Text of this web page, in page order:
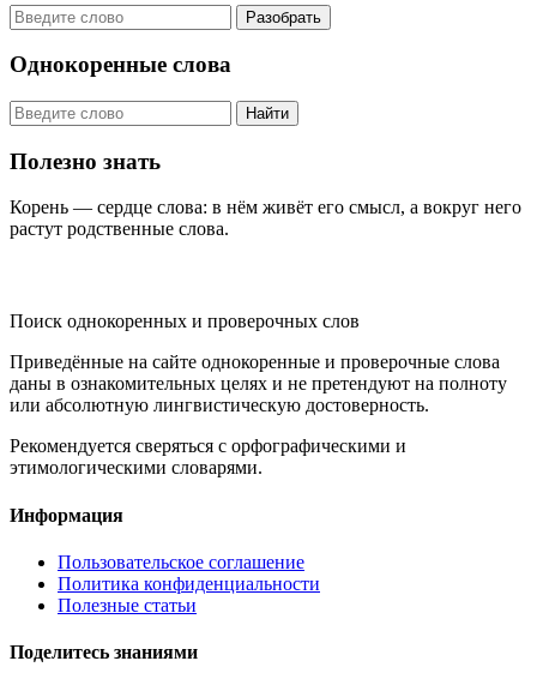
Разобрать
Однокоренные слова
Найти
Полезно знать
Корень — сердце слова: в нём живёт его смысл, а вокруг него
растут родственные слова.
Поиск однокоренных и проверочных слов
Приведённые на сайте однокоренные и проверочные слова
даны в ознакомительных целях и не претендуют на полноту
или абсолютную лингвистическую достоверность.
Рекомендуется сверяться с орфографическими и
этимологическими словарями.
Информация
Пользовательское соглашение
Политика конфиденциальности
Полезные статьи
Поделитесь знаниями